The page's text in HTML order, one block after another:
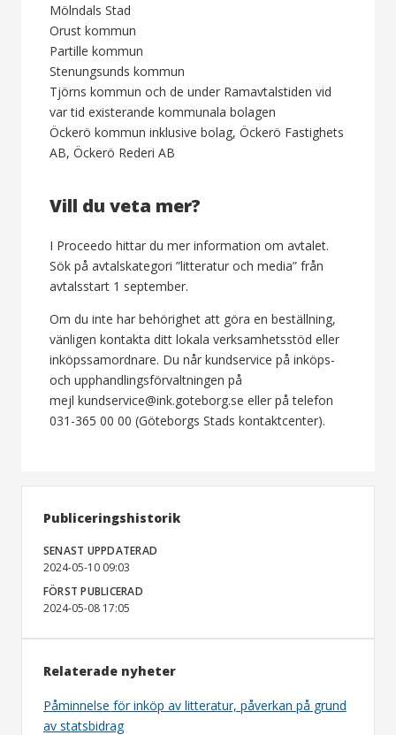
Mölndals Stad
Orust kommun
Partille kommun
Stenungsunds kommun
Tjörns kommun och de under Ramavtalstiden vid
var tid existerande kommunala bolagen
Öckerö kommun inklusive bolag, Öckerö Fastighets
AB, Öckerö Rederi AB
Vill du veta mer?
I Proceedo hittar du mer information om avtalet.
Sök på avtalskategori ”litteratur och media” från
avtalsstart 1 september.
Om du inte har behörighet att göra en beställning,
vänligen kontakta ditt lokala verksamhetsstöd eller
inköpssamordnare. Du når kundservice på inköps-
och upphandlingsförvaltningen på
mejl kundservice@ink.goteborg.se eller på telefon
031-365 00 00 (Göteborgs Stads kontaktcenter).
Publiceringshistorik
SENAST UPPDATERAD
2024-05-10 09:03
FÖRST PUBLICERAD
2024-05-08 17:05
Relaterade nyheter
Påminnelse för inköp av litteratur, påverkan på grund
av statsbidrag